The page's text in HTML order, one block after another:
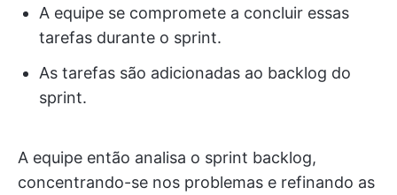
A equipe se compromete a concluir essas
tarefas durante o sprint.
As tarefas são adicionadas ao backlog do
sprint.
A equipe então analisa o sprint backlog,
concentrando-se nos problemas e refinando as